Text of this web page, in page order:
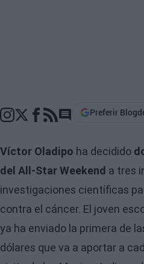
Go to comments
Preferir
Víctor Oladipo ha decidido
del All-Star Weekend a tres
investigaciones científicas
contra el cáncer. El joven
ya ha enviado la primera de
dólares que va a aportar a